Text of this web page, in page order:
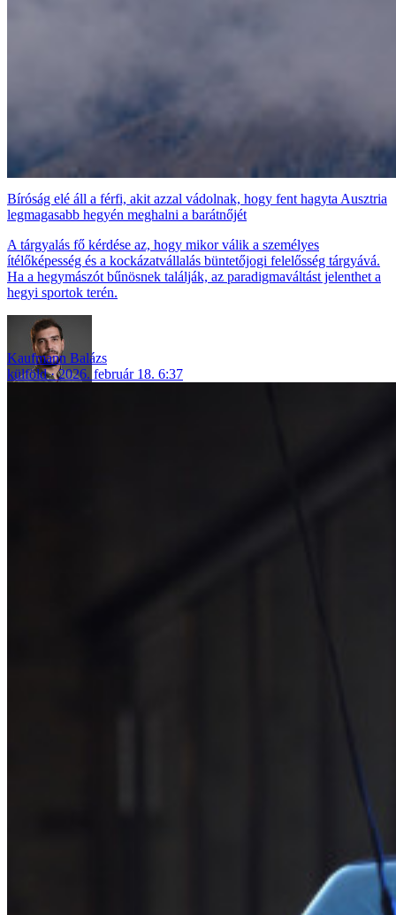
Bíróság elé áll a férfi, akit azzal vádolnak, hogy fent hagyta Ausztria
legmagasabb hegyén meghalni a barátnőjét
A tárgyalás fő kérdése az, hogy mikor válik a személyes
ítélőképesség és a kockázatvállalás büntetőjogi felelősség tárgyává.
Ha a hegymászót bűnösnek találják, az paradigmaváltást jelenthet a
hegyi sportok terén.
Kaufmann Balázs
külföld
2026. február 18. 6:37